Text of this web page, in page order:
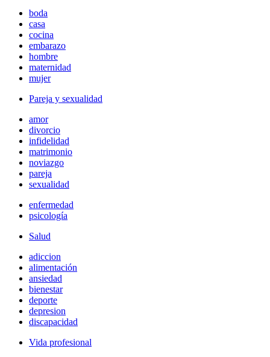
boda
casa
cocina
embarazo
hombre
maternidad
mujer
Pareja y sexualidad
amor
divorcio
infidelidad
matrimonio
noviazgo
pareja
sexualidad
enfermedad
psicología
Salud
adiccion
alimentación
ansiedad
bienestar
deporte
depresion
discapacidad
Vida profesional